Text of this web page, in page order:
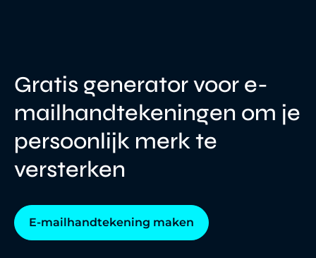
Gratis generator voor e-
mailhandtekeningen om je
persoonlijk merk te
versterken
E-mailhandtekening maken